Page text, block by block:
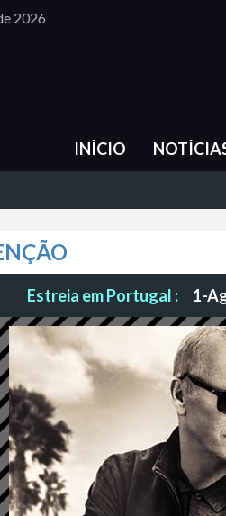
2026
INÍCIO
Estreia em Portugal : 1-